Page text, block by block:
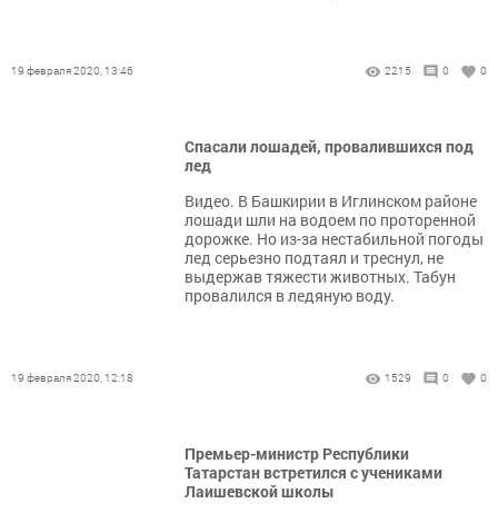
19 февраля 2020, 13:46 2215 0 0
Спасали лошадей, провалившихся под
лед
Видео. В Башкирии в Иглинском районе
лошади шли на водоем по проторенной
дорожке. Но из-за нестабильной погоды
лед серьезно подтаял и треснул, не
выдержав тяжести животных. Табун
провалился в ледяную воду.
19 февраля 2020, 12:18 1529 0 0
Премьер-министр Республики
Татарстан встретился с учениками
Лаишевской школы